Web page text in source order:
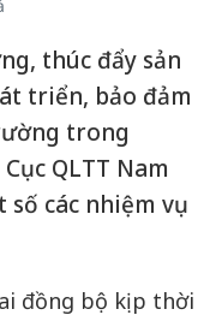
thúc đẩy sản
triển, bảo đảm
trong
QLTT Nam
các nhiệm vụ
đồng bộ kịp thời